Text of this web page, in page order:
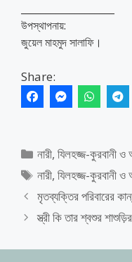
উপস্থাপনায়:
জুয়েল মাহমুদ সালাফি।
Share:
Categories
নারী,যিলহজ্জ-কুরবানী ও
Tags
নারী,যিলহজ্জ-কুরবানী ও
মৃতব্যক্তির পরিবারের
স্ত্রী কি তার শ্বশুর